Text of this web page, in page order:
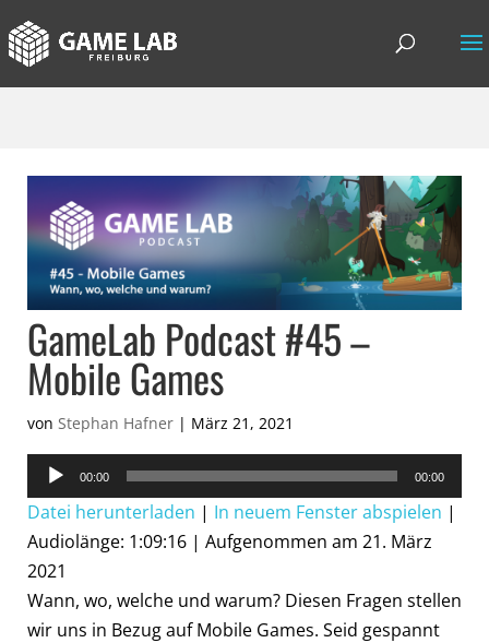
GameLab Podcast #45 –
Mobile Games
von Stephan Hafner | März 21, 2021
Audio-
Player
00:00 00:00
Datei herunterladen | In neuem Fenster abspielen |
Audiolänge: 1:09:16 | Aufgenommen am 21. März
2021
Wann, wo, welche und warum? Diesen Fragen stellen
wir uns in Bezug auf Mobile Games. Seid gespannt